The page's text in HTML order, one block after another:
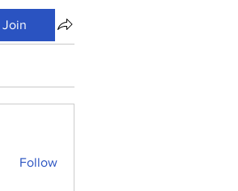
Join
Follow